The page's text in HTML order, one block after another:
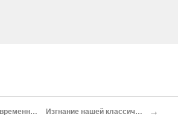
Древний иврит и современный иврит[127] Изгнание нашей классической поэзии →